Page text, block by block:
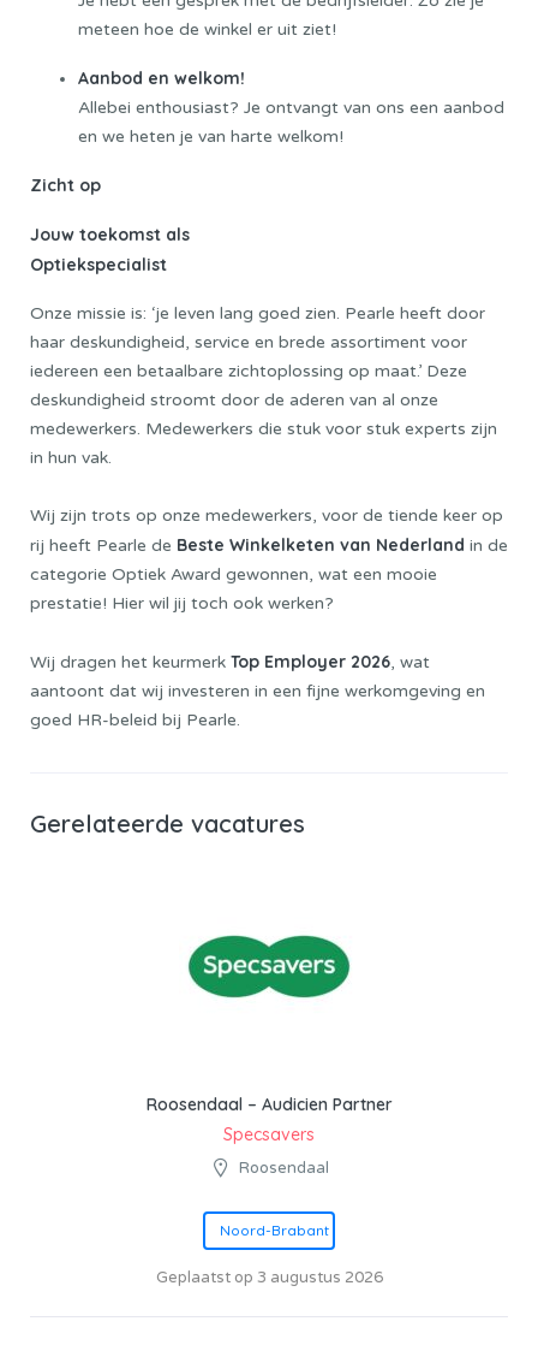
meteen hoe de winkel er uit ziet!
Aanbod en welkom!
Allebei enthousiast? Je ontvangt van ons een aanbod
en we heten je van harte welkom!
Zicht op
Jouw toekomst als
Optiekspecialist
Onze missie is: ‘je leven lang goed zien. Pearle heeft door
haar deskundigheid, service en brede assortiment voor
iedereen een betaalbare zichtoplossing op maat.’ Deze
deskundigheid stroomt door de aderen van al onze
medewerkers. Medewerkers die stuk voor stuk experts zijn
in hun vak.
Wij zijn trots op onze medewerkers, voor de tiende keer op
rij heeft Pearle de Beste Winkelketen van Nederland in de
categorie Optiek Award gewonnen, wat een mooie
prestatie! Hier wil jij toch ook werken?
Wij dragen het keurmerk Top Employer 2026, wat
aantoont dat wij investeren in een fijne werkomgeving en
goed HR-beleid bij Pearle.
Gerelateerde vacatures
Roosendaal – Audicien Partner
Specsavers
Roosendaal
Noord-Brabant
Geplaatst op 3 augustus 2026